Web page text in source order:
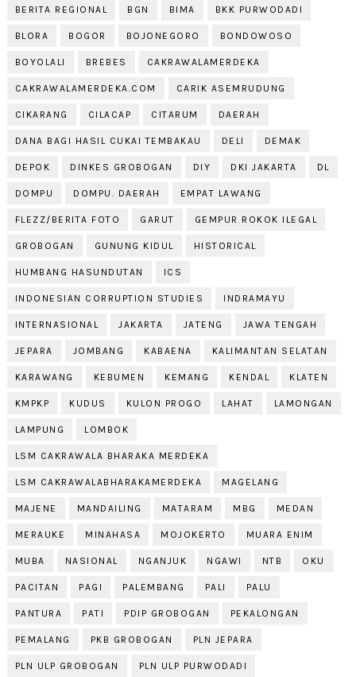
BERITA REGIONAL BGN BIMA BKK PURWODADI
BLORA BOGOR BOJONEGORO BONDOWOSO
BOYOLALI BREBES CAKRAWALAMERDEKA
CAKRAWALAMERDEKA.COM CARIK ASEMRUDUNG
CIKARANG CILACAP CITARUM DAERAH
DANA BAGI HASIL CUKAI TEMBAKAU DELI DEMAK
DEPOK DINKES GROBOGAN DIY DKI JAKARTA DL
DOMPU DOMPU. DAERAH EMPAT LAWANG
FLEZZ/BERITA FOTO GARUT GEMPUR ROKOK ILEGAL
GROBOGAN GUNUNG KIDUL HISTORICAL
HUMBANG HASUNDUTAN ICS
INDONESIAN CORRUPTION STUDIES INDRAMAYU
INTERNASIONAL JAKARTA JATENG JAWA TENGAH
JEPARA JOMBANG KABAENA KALIMANTAN SELATAN
KARAWANG KEBUMEN KEMANG KENDAL KLATEN
KMPKP KUDUS KULON PROGO LAHAT LAMONGAN
LAMPUNG LOMBOK
LSM CAKRAWALA BHARAKA MERDEKA
LSM CAKRAWALABHARAKAMERDEKA MAGELANG
MAJENE MANDAILING MATARAM MBG MEDAN
MERAUKE MINAHASA MOJOKERTO MUARA ENIM
MUBA NASIONAL NGANJUK NGAWI NTB OKU
PACITAN PAGI PALEMBANG PALI PALU
PANTURA PATI PDIP GROBOGAN PEKALONGAN
PEMALANG PKB GROBOGAN PLN JEPARA
PLN ULP GROBOGAN PLN ULP PURWODADI